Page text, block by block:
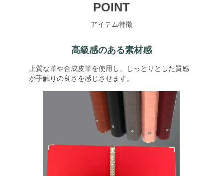
POINT
アイテム特徴
高級感のある素材感
上質な革や合成皮革を使用し、しっとりとした質感
が手触りの良さを感じさせます。